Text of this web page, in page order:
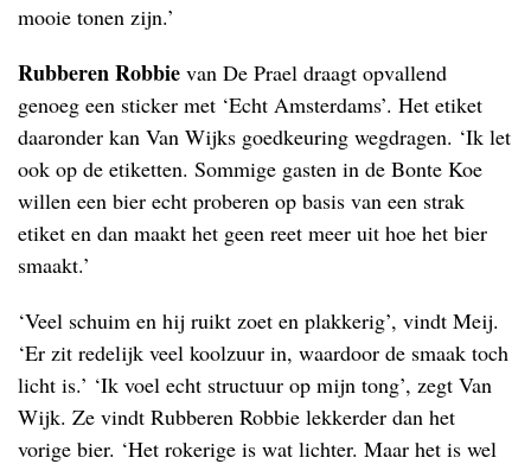
mooie tonen zijn.’
Rubberen Robbie van De Prael draagt opvallend
genoeg een sticker met ‘Echt Amsterdams’. Het etiket
daaronder kan Van Wijks goedkeuring wegdragen. ‘Ik let
ook op de etiketten. Sommige gasten in de Bonte Koe
willen een bier echt proberen op basis van een strak
etiket en dan maakt het geen reet meer uit hoe het bier
smaakt.’
‘Veel schuim en hij ruikt zoet en plakkerig’, vindt Meij.
‘Er zit redelijk veel koolzuur in, waardoor de smaak toch
licht is.’ ‘Ik voel echt structuur op mijn tong’, zegt Van
Wijk. Ze vindt Rubberen Robbie lekkerder dan het
vorige bier. ‘Het rokerige is wat lichter. Maar het is wel